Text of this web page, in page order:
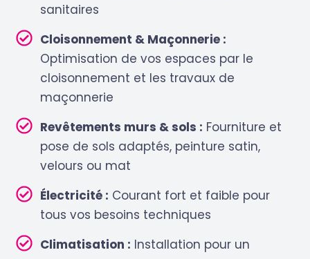
sanitaires
Cloisonnement & Maçonnerie :
Optimisation de vos espaces par le
cloisonnement et les travaux de
maçonnerie
Revêtements murs & sols : Fourniture et
pose de sols adaptés, peinture satin,
velours ou mat
Électricité : Courant fort et faible pour
tous vos besoins techniques
Climatisation : Installation pour un